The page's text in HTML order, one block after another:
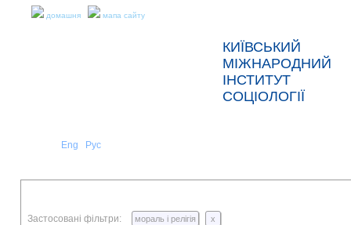
домашня мапа сайту
КИЇВСЬКИЙ
МІЖНАРОДНИЙ
ІНСТИТУТ
СОЦІОЛОГІЇ
Eng Рус
Застосовані фільтри: мораль і релігія x